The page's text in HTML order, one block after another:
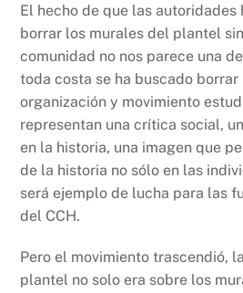
El hecho de que las autoridades
borrar los murales del plantel
comunidad no nos parece una
toda costa se ha buscado
organización y movimiento
representan una crítica social,
en la historia, una imagen que
de la historia no sólo en las
será ejemplo de lucha para las
del CCH.
Pero el movimiento trascendió,
plantel no solo era sobre los